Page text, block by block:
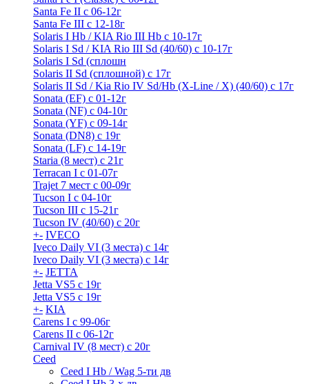
Santa Fe II с 06-12г
Santa Fe III c 12-18г
Solaris I Hb / KIA Rio III Hb с 10-17г
Solaris I Sd / KIA Rio III Sd (40/60) с 10-17г
Solaris I Sd (сплошн
Solaris II Sd (сплошной) с 17г
Solaris II Sd / Kia Rio IV Sd/Hb (X-Line / X) (40/60) с 17г
Sonata (EF) с 01-12г
Sonata (NF) с 04-10г
Sonata (YF) с 09-14г
Sonata (DN8) с 19г
Sonata (LF) с 14-19г
Staria (8 мест) c 21г
Terracan I c 01-07г
Trajet 7 мест с 00-09г
Tucson I c 04-10г
Tucson III с 15-21г
Tucson IV (40/60) с 20г
+- IVECO
Iveco Daily VI (3 места) с 14г
Iveco Daily VI (3 места) с 14г
+- JETTA
Jetta VS5 с 19г
Jetta VS5 с 19г
+- KIA
Carens I c 99-06г
Carens II c 06-12г
Carnival IV (8 мест) с 20г
Ceed
Ceed I Hb / Wag 5-ти дв